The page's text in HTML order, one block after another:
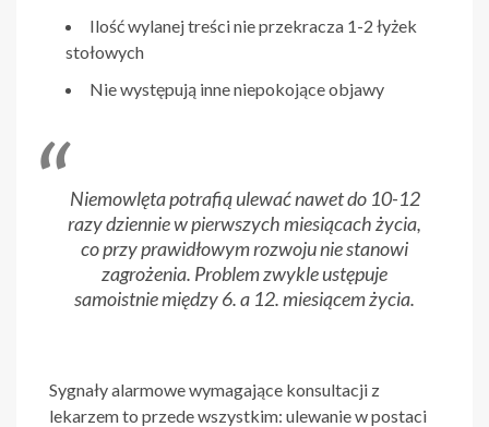
Ilość wylanej treści nie przekracza 1-2 łyżek
stołowych
Nie występują inne niepokojące objawy
Niemowlęta potrafią ulewać nawet do 10-12
razy dziennie w pierwszych miesiącach życia,
co przy prawidłowym rozwoju nie stanowi
zagrożenia. Problem zwykle ustępuje
samoistnie między 6. a 12. miesiącem życia.
Sygnały alarmowe wymagające konsultacji z
lekarzem to przede wszystkim: ulewanie w postaci